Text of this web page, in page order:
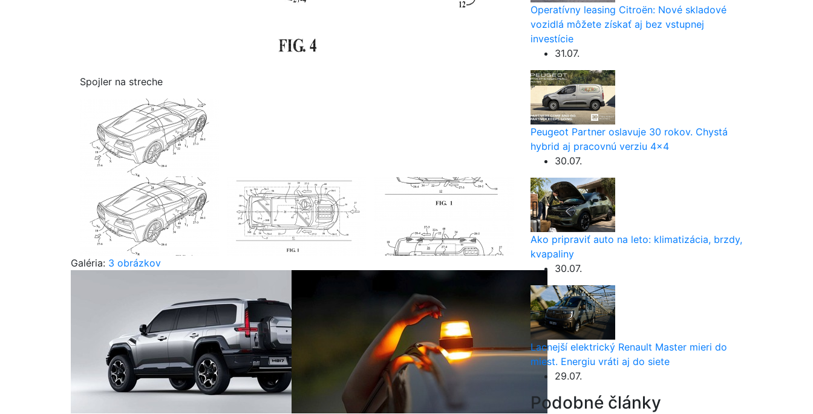
Spojler na streche
Galéria: 3 obrázkov
Operatívny leasing Citroën: Nové skladové
vozidlá môžete získať aj bez vstupnej
investície
31.07.
Peugeot Partner oslavuje 30 rokov. Chystá
hybrid aj pracovnú verziu 4×4
30.07.
Ako pripraviť auto na leto: klimatizácia, brzdy,
kvapaliny
30.07.
Lacnejší elektrický Renault Master mieri do
miest. Energiu vráti aj do siete
29.07.
Podobné články